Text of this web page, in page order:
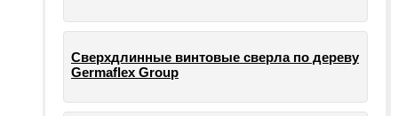
Сверхдлинные винтовые сверла по дереву
Germaflex Group